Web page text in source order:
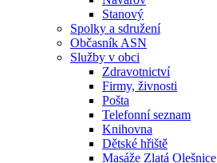
Stanový
Spolky a sdružení
Občasník ASN
Služby v obci
Zdravotnictví
Firmy, živnosti
Pošta
Telefonní seznam
Knihovna
Dětské hřiště
Masáže Zlatá Olešnice